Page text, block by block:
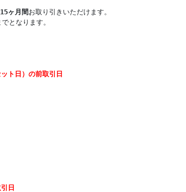
ヶ月間お取り引きいただけます。
となります。
ト日）の前取引日
日